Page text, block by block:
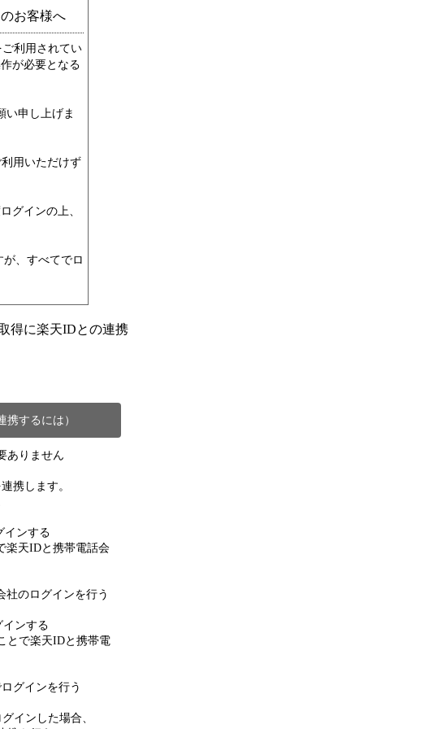
お客様へ
利用されてい
が必要となる
い申し上げま
用いただけず
グインの上、
が、すべてでロ
得に楽天IDとの連携
するには）
ありません
携します。
インする
楽天IDと携帯電話会
社のログインを行う
ンする
とで楽天IDと携帯電
グインを行う
インした場合、